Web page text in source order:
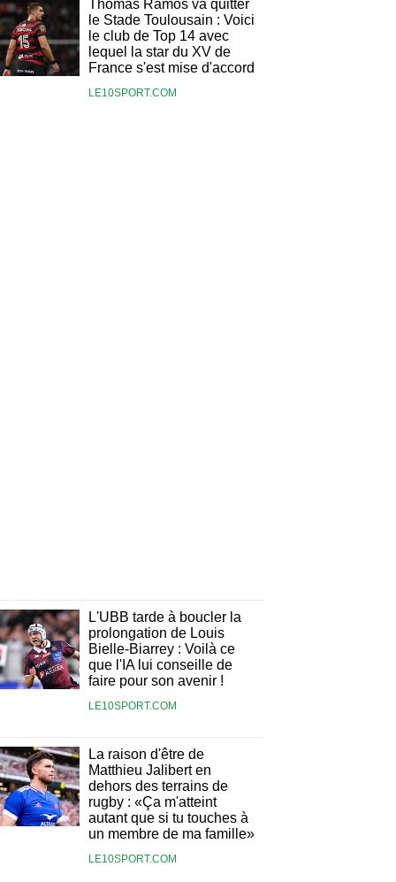
Thomas Ramos va quitter
le Stade Toulousain : Voici
le club de Top 14 avec
lequel la star du XV de
France s'est mise d'accord
LE10SPORT.COM
L'UBB tarde à boucler la
prolongation de Louis
Bielle-Biarrey : Voilà ce
que l'IA lui conseille de
faire pour son avenir !
LE10SPORT.COM
La raison d'être de
Matthieu Jalibert en
dehors des terrains de
rugby : «Ça m'atteint
autant que si tu touches à
un membre de ma famille»
LE10SPORT.COM